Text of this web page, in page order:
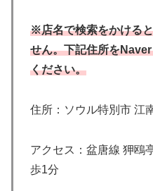
※店名で検索をかける
せん。下記住所を
ください。
住所：ソウル特別市 江
アクセス：盆唐線 狎鴎
歩1分